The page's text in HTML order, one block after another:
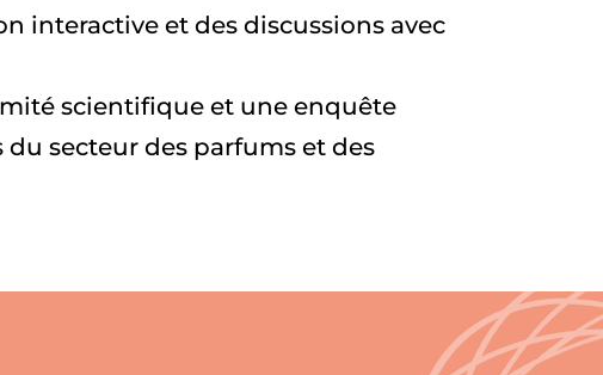
interactive et des discussions avec
scientifique et une enquête
secteur des parfums et des